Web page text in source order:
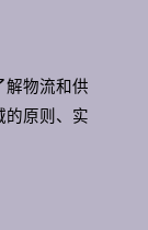
解物流和供
的原则、实